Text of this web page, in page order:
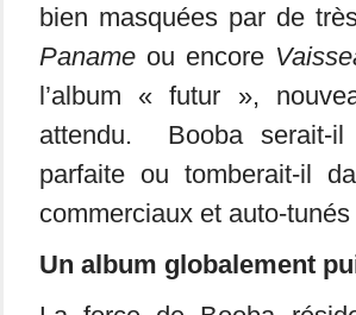
bien masquées par de
Paname ou encore
l’album « futur »,
attendu. Booba serait-
parfaite ou tomberait-il
commerciaux et auto-tunés
Un album globalement